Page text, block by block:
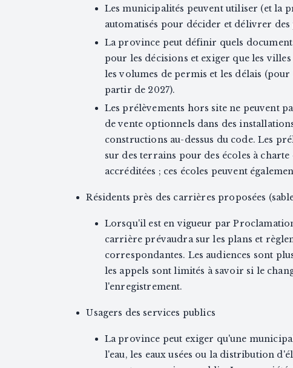
Les municipalités peuvent utiliser (et la
automatisés pour décider et délivrer
La province peut définir quels
pour les décisions et exiger que les
les volumes de permis et les délais
partir de 2027).
Les prélèvements hors site ne peuvent
de vente optionnels dans des
constructions au-dessus du code. Les
sur des terrains pour des écoles à charte
accréditées ; ces écoles peuvent
Résidents près des carrières proposées
Lorsqu'il est en vigueur par
carrière prévaudra sur les plans et
correspondantes. Les audiences sont
les appels sont limités à savoir si le
l'enregistrement.
Usagers des services publics
La province peut exiger qu'une
l'eau, les eaux usées ou la distribution